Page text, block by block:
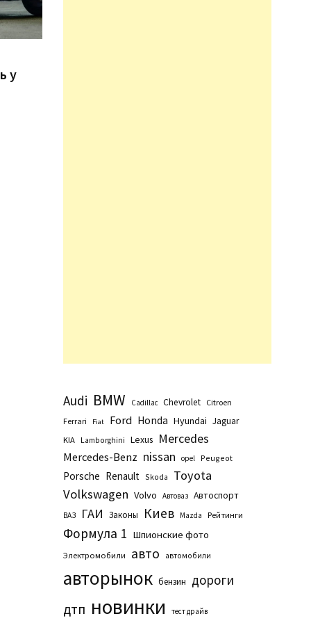
у
Audi BMW Cadillac Chevrolet Citroen
Ferrari
Fiat Ford Honda Hyundai Jaguar
KIA Lamborghini Lexus Mercedes
Mercedes-Benz nissan opel Peugeot
Porsche Renault Skoda
Toyota
Volkswagen Volvo Автоваз Автоспорт
ВАЗ ГАИ Законы Киев Маzda Рейтинги
Формула 1 Шпионские фото
Электромобили авто автомобили
авторынок бензин дороги
дтп новинки тест драйв